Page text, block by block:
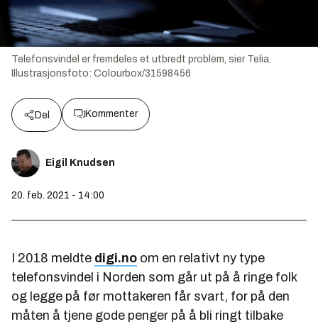
Telefonsvindel er fremdeles et utbredt problem, sier Telia.
Illustrasjonsfoto: Colourbox/31598456
Del Kommenter
Eigil Knudsen
20. feb. 2021 - 14:00
I 2018 meldte digi.no om en relativt ny type
telefonsvindel i Norden som går ut på å ringe folk
og legge på før mottakeren får svart, for på den
måten å tjene gode penger på å bli ringt tilbake